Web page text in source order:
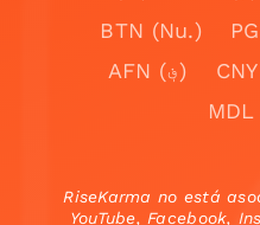
BTN (Nu.)
AFN (؋)
RiseKarma no está
YouTube, Facebook,